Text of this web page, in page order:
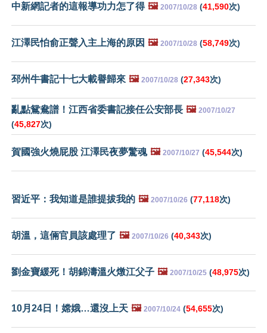
中新網記者的這報導功力怎了得 🖼️ 2007/10/28 (41,590次)
江澤民怕俞正聲入主上海的原因 🖼️ 2007/10/28 (58,749次)
邳州牛書記十七大載譽歸來 🖼️ 2007/10/28 (27,343次)
亂點鴛鴦譜！江西省委書記接任公安部長 🖼️ 2007/10/27
(45,827次)
賀國強火燒屁股 江澤民夜夢驚魂 🖼️ 2007/10/27 (45,544次)
習近平：我知道是誰提拔我的 🖼️ 2007/10/26 (77,118次)
胡溫，這倆官員該處理了 🖼️ 2007/10/26 (40,343次)
劉金寶緩死！胡錦濤溫火燉江父子 🖼️ 2007/10/25 (48,975次)
10月24日！嫦娥…還沒上天 🖼️ 2007/10/24 (54,655次)